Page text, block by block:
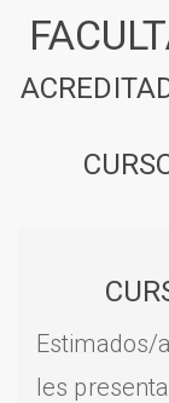
Estimados/
les